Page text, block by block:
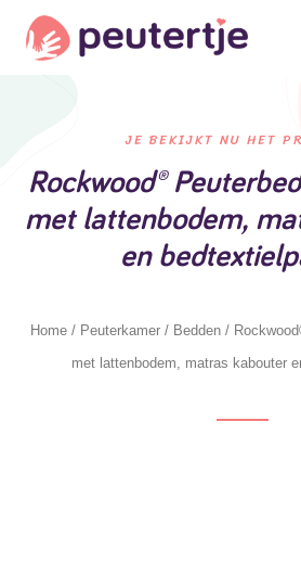
JE BEKIJKT NU HET
Rockwood®
met lattenbodem,
en
Home / Peuterkamer / Bedden /
met lattenbodem, matras kabouter